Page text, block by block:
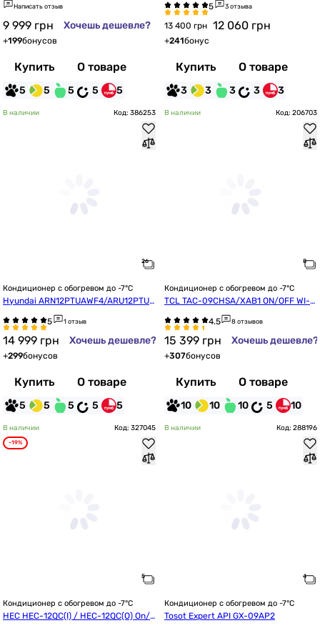
Написать отзыв
9 999 грн Хочешь дешевле?
+199бонусов
Купить О товаре
5 5 5 5 5
3 отзыва
13 400 грн 12 060 грн
+241бонус
Купить О товаре
3 3 3 3 3
В наличии Код: 386253
Кондиционер с обогревом до -7°C
Hyundai ARN12PTUAWF4/ARU12PTUA
1 отзыв
14 999 грн Хочешь дешевле?
+299бонусов
Купить О товаре
5 5 5 5 5
В наличии Код: 206703
Кондиционер с обогревом до -7°C
TCL TAC-09CHSA/XAB1 ON/OFF WI-FI
8 отзывов
15 399 грн Хочешь дешевле?
+307бонусов
Купить О товаре
10 10 10 5 10
В наличии Код: 327045
-19%
Кондиционер с обогревом до -7°C
HEC HEC-12QC(I) / HEC-12QC(O) On/O
В наличии Код: 288196
Кондиционер с обогревом до -7°C
Tosot Expert API GX-09AP2